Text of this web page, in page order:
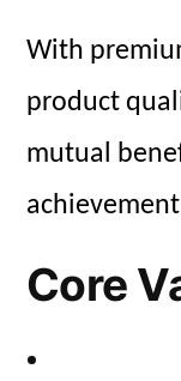
With
product
mutual
Core